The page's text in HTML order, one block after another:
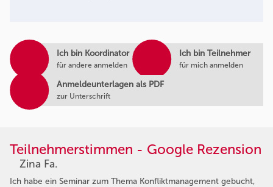
Ich bin Koordinator
für andere anmelden
Ich bin Teilnehmer
für mich anmelden
Anmeldeunterlagen als PDF
zur Unterschrift
Teilnehmerstimmen - Google Rezension
Zina Fa.
Ich habe ein Seminar zum Thema Konfliktmanagement gebucht,